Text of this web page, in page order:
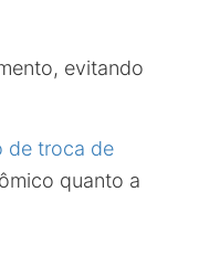
evitando
de troca de
quanto a